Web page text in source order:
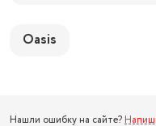
Oasis
Нашли ошибку на сайте?